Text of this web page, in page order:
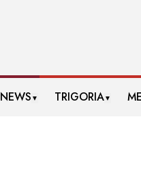
NEWS ▼ TRIGORIA▼